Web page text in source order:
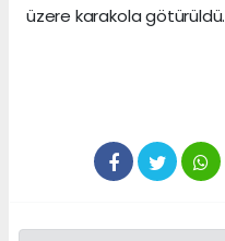
üzere karakola götürüldü.